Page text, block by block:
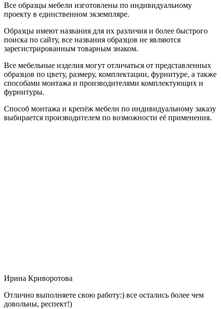
Все образцы мебели изготовлены по индивидуальному
проекту в единственном экземпляре.
Образцы имеют названия для их различия и более быстрого
поиска по сайту, все названия образцов не являются
зарегистрированным товарным знаком.
Все мебельные изделия могут отличаться от представленных
образцов по цвету, размеру, комплектации, фурнитуре, а также
способами монтажа и производителями комплектующих и
фурнитуры.
Способ монтажа и крепёж мебели по индивидуальному заказу
выбирается производителем по возможности её применения.
Ирина Криворотова
Отлично выполняете свою работу:) все остались более чем
довольны, респект!)